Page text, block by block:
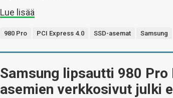
Lue lisää
980 Pro PCI Express 4.0 SSD-asemat Samsung
Samsung lipsautti 980 Pro
asemien verkkosivut julki